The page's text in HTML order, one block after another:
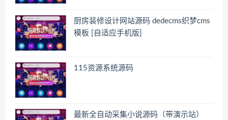
厨房装修设计网站源码 dedecms织梦cms
模板 [自适应手机版]
115资源系统源码
最新全自动采集小说源码（带演示站）